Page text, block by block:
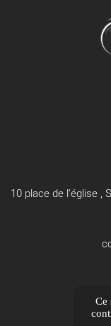
10 place de l’église
Ce